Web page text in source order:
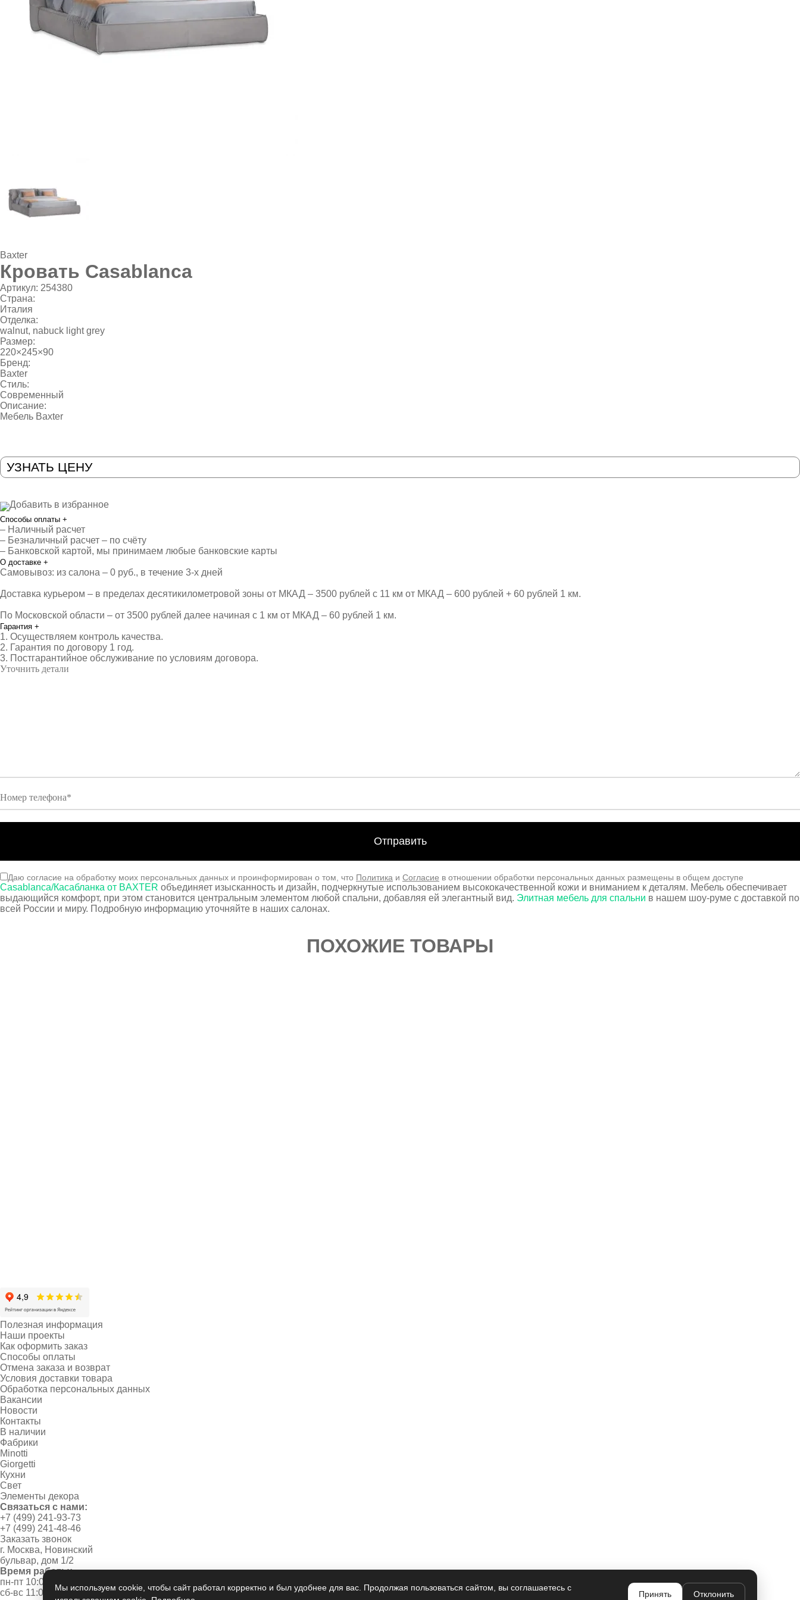
Baxter
Кровать Casablanca
Артикул: 254380
Страна:
Италия
Отделка:
walnut, nabuck light grey
Размер:
220×245×90
Бренд:
Baxter
Стиль:
Современный
Описание:
Мебель Baxter
УЗНАТЬ ЦЕНУ
Добавить в избранное
Способы оплаты +
– Наличный расчет
– Безналичный расчет – по счёту
– Банковской картой, мы принимаем любые банковские карты
О доставке +
Самовывоз: из салона – 0 руб., в течение 3-х дней
Доставка курьером – в пределах десятикилометровой зоны от МКАД – 3500 рублей с 11 км от МКАД – 600 рублей + 60 рублей 1 км.
По Московской области – от 3500 рублей далее начиная с 1 км от МКАД – 60 рублей 1 км.
Гарантия +
1. Осуществляем контроль качества.
2. Гарантия по договору 1 год.
3. Постгарантийное обслуживание по условиям договора.
Даю согласие на обработку моих персональных данных и проинформирован о том, что Политика и Согласие в отношении обработки персональных данных размещены в общем доступе
Casablanca/Касабланка от BAXTER объединяет изысканность и дизайн, подчеркнутые использованием высококачественной кожи и вниманием к деталям. Мебель обеспечивает
выдающийся комфорт, при этом становится центральным элементом любой спальни, добавляя ей элегантный вид. Элитная мебель для спальни в нашем шоу-руме с доставкой по
всей России и миру. Подробную информацию уточняйте в наших салонах.
ПОХОЖИЕ ТОВАРЫ
Полезная информация
Наши проекты
Как оформить заказ
Способы оплаты
Отмена заказа и возврат
Условия доставки товара
Обработка персональных данных
Вакансии
Новости
Контакты
В наличии
Фабрики
Minotti
Giorgetti
Кухни
Свет
Элементы декора
Связаться с нами:
+7 (499) 241-93-73
+7 (499) 241-48-46
Заказать звонок
г. Москва, Новинский
бульвар, дом 1/2
Время работы:
пн-пт 10:00 - 20:00
сб-вс 11:00 - 19:00
Мы используем cookie, чтобы сайт работал корректно и был удобнее для вас. Продолжая пользоваться сайтом, вы соглашаетесь с
Принять Отклонить